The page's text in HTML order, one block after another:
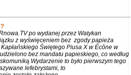
po wydanej przez Watykan
z wyświęceniem bez zgody papieża
Świętego Piusa X w Écône w
bez mandatu papieskiego, co według
to było pierwszym tego
lefebrystami, to